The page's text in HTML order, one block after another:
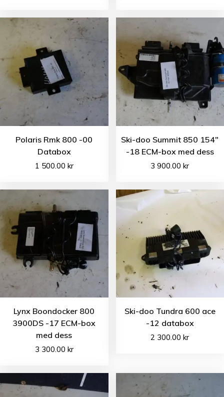
Polaris Rmk 800 -00
Databox
1 500.00 kr
Ski-doo Summit 850 154″
-18 ECM-box med dess
3 900.00kr
Lynx Boondocker 800
3900DS -17 ECM-box
med dess
3 300.00 kr
Ski-doo Tundra 600 ace
-12 databox
2 300.00kr